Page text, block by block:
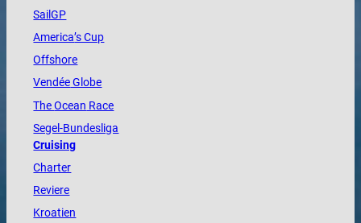
SailGP
America’s Cup
Offshore
VendéeGlobe
TheOcean Race
Segel-Bundesliga
Cruising
Charter
Reviere
Kroatien